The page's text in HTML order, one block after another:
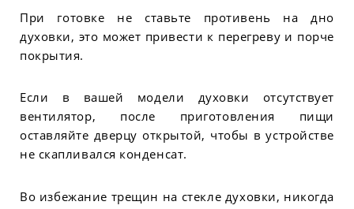
При готовке не ставьте противень на дно
духовки, это может привести к перегреву и порче
покрытия.
Если в вашей модели духовки отсутствует
вентилятор, после приготовления пищи
оставляйте дверцу открытой, чтобы в устройстве
не скапливался конденсат.
Во избежание трещин на стекле духовки, никогда